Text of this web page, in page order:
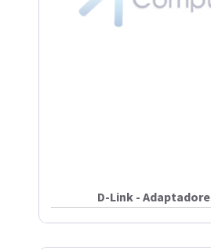
D-Link -